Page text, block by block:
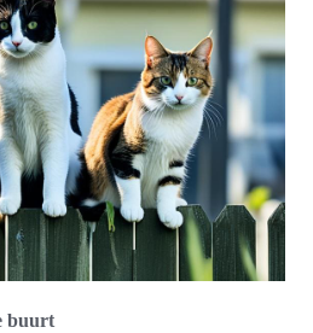
buurt